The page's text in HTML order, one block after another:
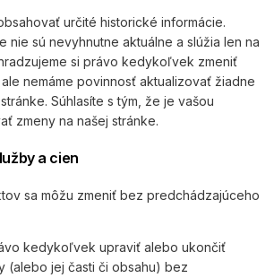
určité historické informácie.
nie sú nevyhnutne aktuálne a slúžia len na
si právo kedykoľvek zmeniť
nemáme povinnosť aktualizovať žiadne
Súhlasíte s tým, že je vašou
zmeny na našej stránke.
a cien
sa môžu zmeniť bez predchádzajúceho
kedykoľvek upraviť alebo ukončiť
(alebo jej časti či obsahu) bez